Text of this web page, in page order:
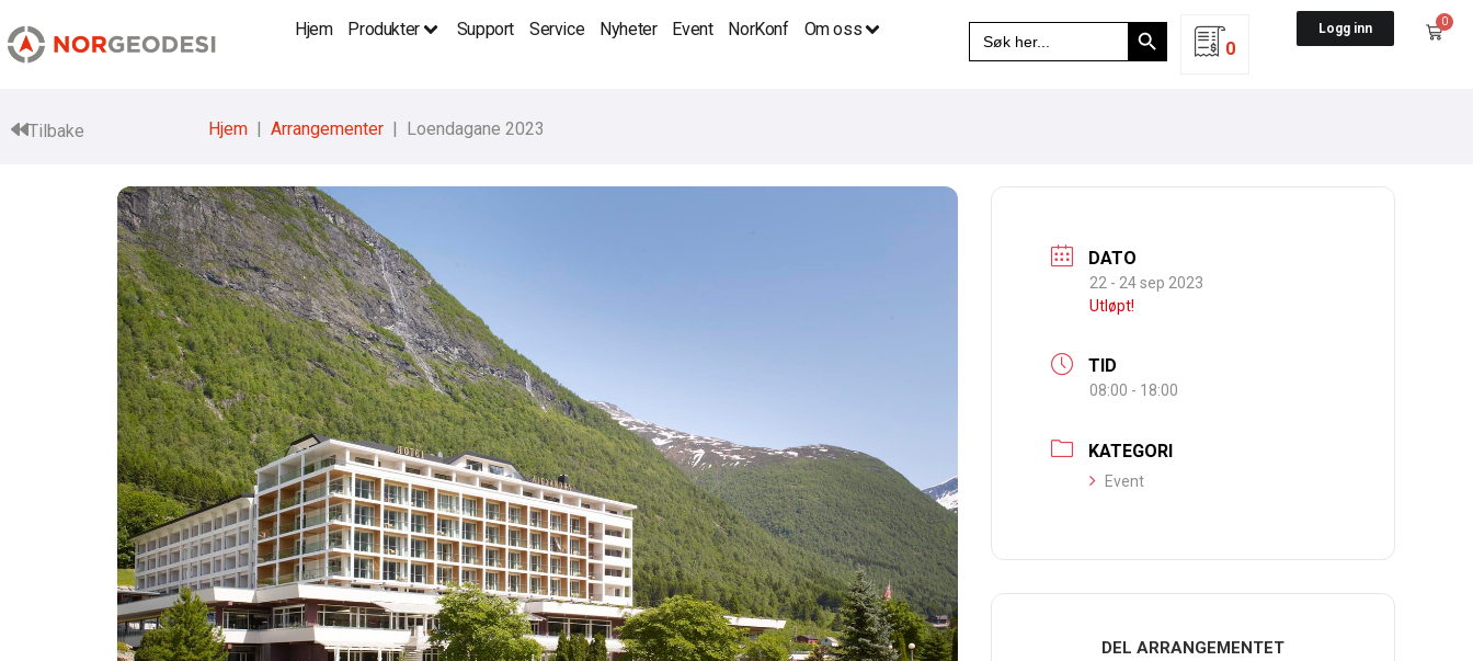
Hjem Produkter Support Service Nyheter Event NorKonf Om oss
Search
for:
Search Button
0
Logg inn 0
Tilbake Hjem Arrangementer Loendagane 2023
DATO
22 - 24 sep 2023
Utløpt!
TID
08:00 - 18:00
KATEGORI
Event
DEL ARRANGEMENTET